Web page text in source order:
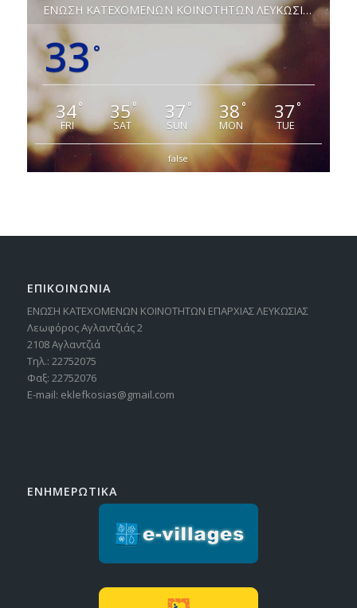
ΕΝΩΣΗ ΚΑΤΕΧΟΜΕΝΩΝ ΚΟΙΝΟΤΗΤΩΝ ΛΕΥΚΩΣΙΑΣ
33 °
34°
FRI
35°
SAT
37 °
SUN
38 °
MON
37°
TUE
false
ΕΠΙΚΟΙΝΩΝΙΑ
ΕΝΩΣΗ ΚΑΤΕΧΟΜΕΝΩΝ ΚΟΙΝΟΤΗΤΩΝ ΕΠΑΡΧΙΑΣ ΛΕΥΚΩΣΙΑΣ
Λεωφόρος Αγλαντζιάς 2
2108 Αγλαντζιά
Τηλ.: 22752075
Φαξ: 22752076
E-mail: eklefkosias@gmail.com
ΕΝΗΜΕΡΩΤΙΚΑ